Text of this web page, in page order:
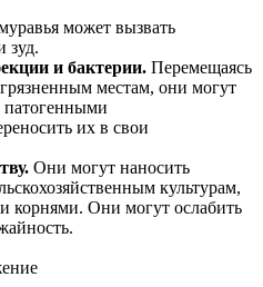
может вызвать
зуд.
и бактерии. Перемещаясь
местам, они могут
патогенными
их в свои
Они могут наносить
культурам,
корнями. Они могут ослабить